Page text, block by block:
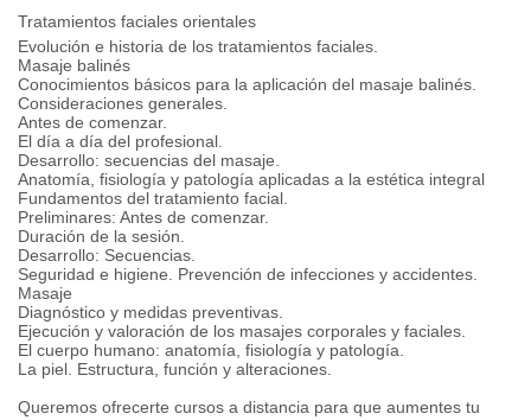
Tratamientos faciales orientales
Evolución e historia de los tratamientos faciales.
Masaje balinés
Conocimientos básicos para la aplicación del masaje balinés.
Consideraciones generales.
Antes de comenzar.
El día a día del profesional.
Desarrollo: secuencias del masaje.
Anatomía, fisiología y patología aplicadas a la estética integral
Fundamentos del tratamiento facial.
Preliminares: Antes de comenzar.
Duración de la sesión.
Desarrollo: Secuencias.
Seguridad e higiene. Prevención de infecciones y accidentes.
Masaje
Diagnóstico y medidas preventivas.
Ejecución y valoración de los masajes corporales y faciales.
El cuerpo humano: anatomía, fisiología y patología.
La piel. Estructura, función y alteraciones.
Queremos ofrecerte cursos a distancia para que aumentes tu